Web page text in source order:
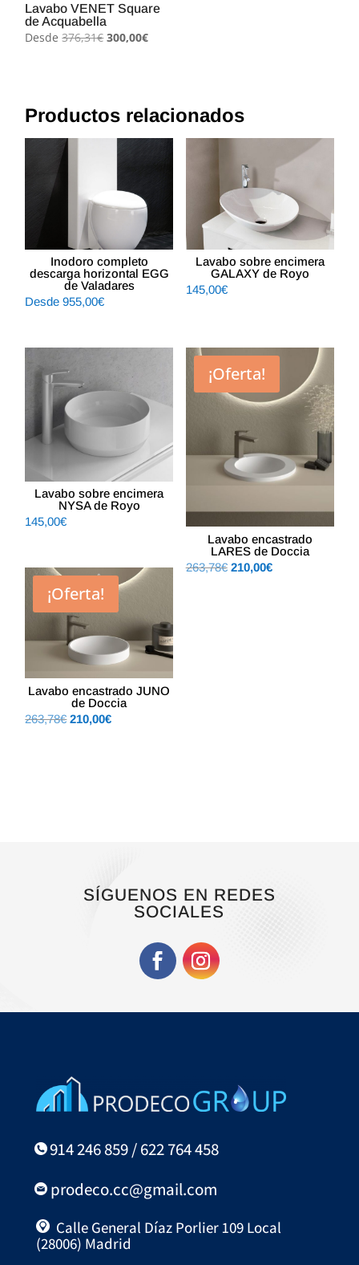
Lavabo VENET Square
de Acquabella
Desde 376,31€El
376,31€.
300,00€El
300,00€.
Productos relacionados
Inodoro completo
descarga horizontal EGG
de Valadares
Desde 955,00€
Lavabo sobre encimera
GALAXY de Royo
145,00€
Lavabo sobre encimera
NYSA de Royo
145,00€
¡Oferta!
Lavabo encastrado
LARES de Doccia
263,78€ El
210,00€El
¡Oferta!
Lavabo encastrado JUNO
de Doccia
263,78€ El
210,00€El
SÍGUENOS EN REDES
SOCIALES
914 246 859 / 622 764 458
prodeco.cc@gmail.com
Calle General Díaz Porlier 109 Local
(28006) Madrid